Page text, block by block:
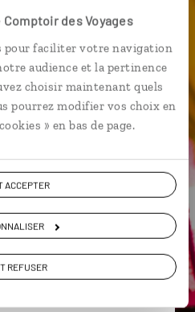
des Voyages
pour faciliter votre navigation
audience et la pertinence
choisir maintenant quels
pourrez modifier vos choix en
» en bas de page.
ACCEPTER
REFUSER
Vietnam
conseils à nos
votre itinéraire au plus
de la réalité du pays.
ou depuis nos studios
mais aussi par email ou